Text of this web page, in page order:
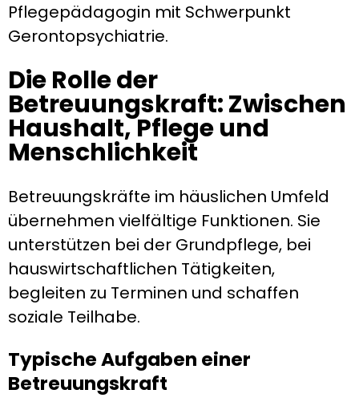
Pflegepädagogin mit Schwerpunkt
Gerontopsychiatrie.
Die Rolle der
Betreuungskraft: Zwischen
Haushalt, Pflege und
Menschlichkeit
Betreuungskräfte im häuslichen Umfeld
übernehmen vielfältige Funktionen. Sie
unterstützen bei der Grundpflege, bei
hauswirtschaftlichen Tätigkeiten,
begleiten zu Terminen und schaffen
soziale Teilhabe.
Typische Aufgaben einer
Betreuungskraft